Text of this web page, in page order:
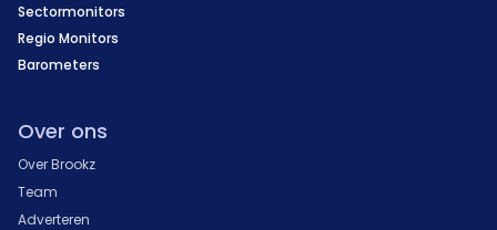
Sectormonitors
Regio Monitors
Barometers
Over ons
Over Brookz
Team
Adverteren